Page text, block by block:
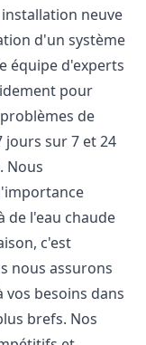
neuve
d'un système
équipe d'experts
pour
de
jours sur 7 et 24
Nous
de l'eau chaude
c'est
nous assurons
vos besoins dans
brefs. Nos